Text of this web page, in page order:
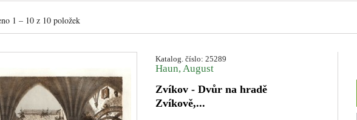
1 – 10 z 10 položek
Katalog. číslo: 25289
Haun, August
Zvíkov - Dvůr na hradě
Zvíkově,...